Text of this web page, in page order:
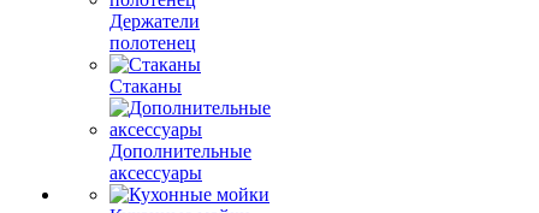
Держатели
полотенец
Стаканы
Дополнительные
аксессуары